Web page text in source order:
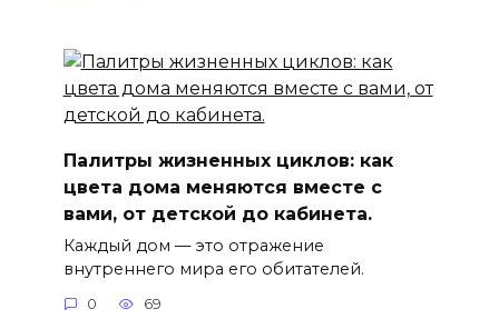
Палитры жизненных циклов: как
цвета дома меняются вместе с
вами, от детской до кабинета.
Каждый дом — это отражение
внутреннего мира его обитателей.
0 69